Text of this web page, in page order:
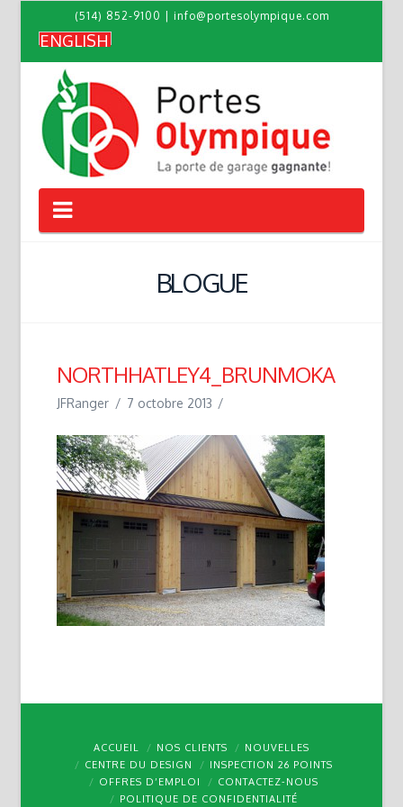
(514) 852-9100 info@portesolympique.com
ENGLISH
Navigation
BLOGUE
NORTHHATLEY4_BRUNMOKA
JFRanger 7 octobre 2013
ACCUEIL NOS CLIENTS
NOUVELLES
CENTRE DU DESIGN
INSPECTION 26 POINTS
OFFRES D’EMPLOI
CONTACTEZ-NOUS
POLITIQUE DE CONFIDENTIALITÉ